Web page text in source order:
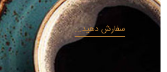
سفارش دهید...